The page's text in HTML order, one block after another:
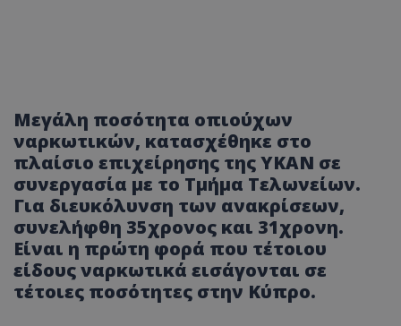
Μεγάλη ποσότητα οπιούχων
ναρκωτικών, κατασχέθηκε στο
πλαίσιο επιχείρησης της ΥΚΑΝ σε
συνεργασία με το Τμήμα Τελωνείων.
Για διευκόλυνση των ανακρίσεων,
συνελήφθη 35χρονος και 31χρονη.
Είναι η πρώτη φορά που τέτοιου
είδους ναρκωτικά εισάγονται σε
τέτοιες ποσότητες στην Κύπρο.